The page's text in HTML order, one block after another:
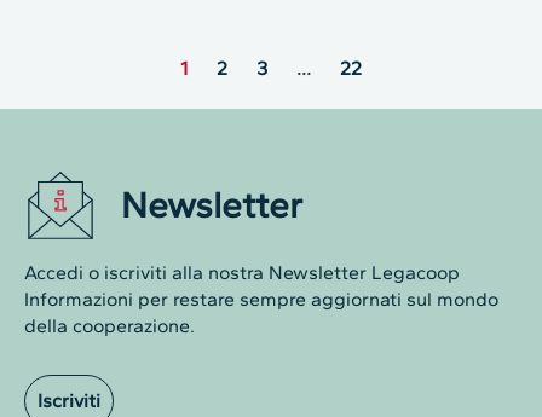
1 2 3 … 22
Newsletter
Accedi o iscriviti alla nostra Newsletter Legacoop
Informazioni per restare sempre aggiornati sul mondo
della cooperazione.
Iscriviti